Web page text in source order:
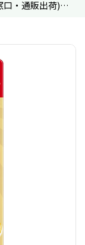
夏季休業期間(お問い合わせ窓口・通販出荷)のお知らせ